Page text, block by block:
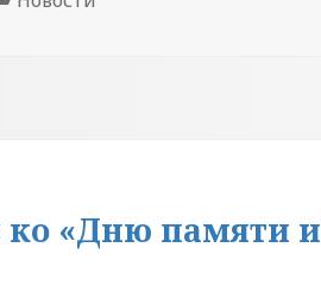
«Дню памяти и